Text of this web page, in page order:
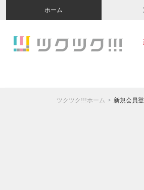
ホーム
ツクツク!!!ホーム 新規会員